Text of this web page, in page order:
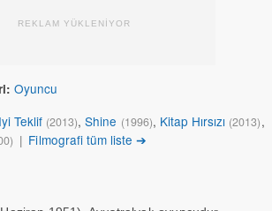
REKLAM YÜKLENİYOR
Oyuncu
Teklif (2013),Shine (1996), Kitap Hırsızı (2013),
| Filmografi tüm liste ➔